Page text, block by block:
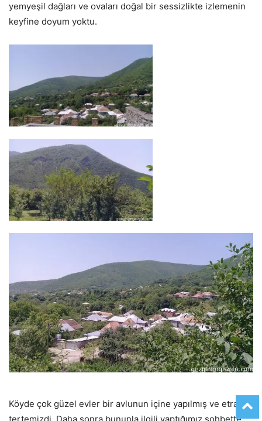
yemyeşil dağları ve ovaları doğal bir sessizlikte izlemenin
keyfine doyum yoktu.
Köyde çok güzel evler bir avlunun içine yapılmış ve etrafı